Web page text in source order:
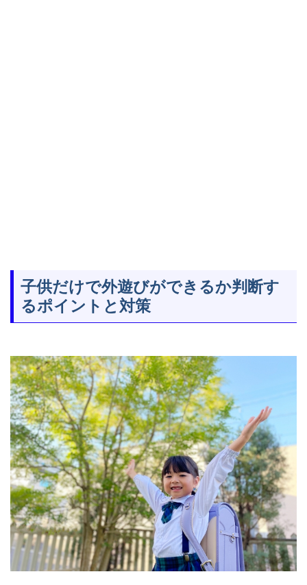
子供だけで外遊びができるか判断す
るポイントと対策